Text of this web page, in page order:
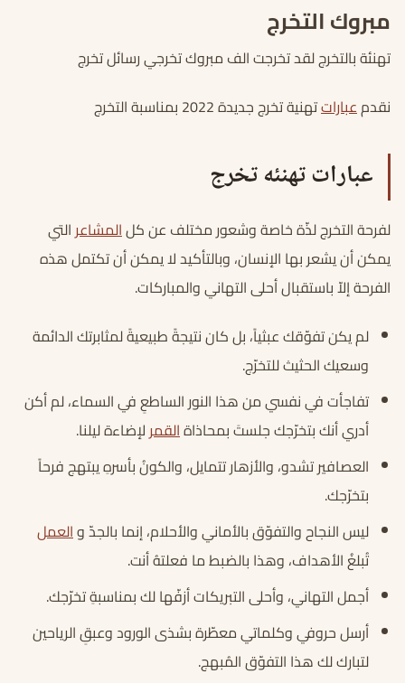
مبروك التخرج
تهنئة بالتخرج لقد تخرجت الف مبروك تخرجي رسائل تخرج
نقدمعباراتتهنية تخرج جديدة 2022 بمناسبة التخرج
عبارات تهنئه تخرج
لفرحة التخرج لذّة خاصة وشعور مختلف عن كلالمشاعرالتي
يمكن أن يشعر بها الإنسان، وبالتأكيد لا يمكن أن تكتمل هذه
الفرحة إلاّ باستقبال أحلى التهاني والمباركات.
لم يكن تفوّقك عبثياً، بل كان نتيجةً طبيعيةً لمثابرتك الدائمة
وسعيك الحثيث للتخرّج.
تفاجأت في نفسي من هذا النور الساطعِ في السماء، لم أكن
أدري أنك بتخرّجك جلستَ بمحاذاةالقمرلإضاءة ليلنا.
العصافير تشدو، والأزهار تتمايل، والكونُ بأسرهِ يبتهج فرحاً
بتخرّجك.
ليس النجاح والتفوّق بالأماني والأحلام، إنما بالجدّ والعمل
تُبلغُ الأهداف، وهذا بالضبط ما فعلتهُ أنت.
أجمل التهاني، وأحلى التبريكات أزفّها لك بمناسبةِ تخرّجك.
أرسل حروفي وكلماتي معطّرة بشذى الورود وعبقِ الرياحين
لتبارك لك هذا التفوّق المُبهج.